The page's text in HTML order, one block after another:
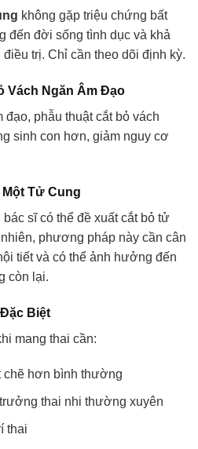
không gặp triệu chứng bất
đến đời sống tình dục và khả
trị. Chỉ cần theo dõi định kỳ.
Vách Ngăn Âm Đạo
phẫu thuật cắt bỏ vách
sinh con hơn, giảm nguy cơ
Một Tử Cung
sĩ có thể đề xuất cắt bỏ tử
phương pháp này cần cân
tiết và có thể ảnh hưởng đến
còn lại.
Biệt
mang thai cần:
chẽ hơn bình thường
thai nhi thường xuyên
thai